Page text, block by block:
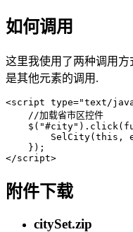
如何调用
这里我使用了两种调用
是其他元素的调用.
<script type="text/
    //加载省市区控件
SelCity(this,
    });
</script>
附件下载
citySet.zip